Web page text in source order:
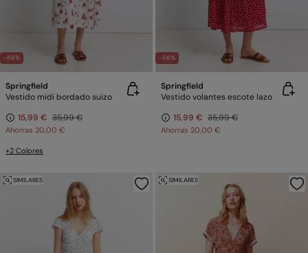
-56%
Springfield
Vestido midi bordado suizo
15,99 € 35,99 €
Ahorras 20,00 €
+2 Colores
-56%
Springfield
Vestido volantes escote lazo
15,99 € 35,99 €
Ahorras 20,00 €
SIMILARES SIMILARES